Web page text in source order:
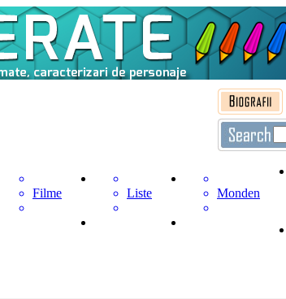
Filme Liste Monden